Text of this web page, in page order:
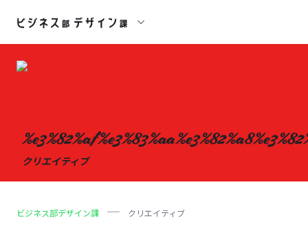
クリエイティブ
ビジネス部デザイン課 クリエイティブ